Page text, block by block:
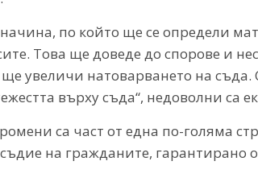
по който ще се определи
Това ще доведе до спорове и
увеличи натоварването на
върху съда“, недоволни са
са част от една по-голяма
на гражданите, гарантирано